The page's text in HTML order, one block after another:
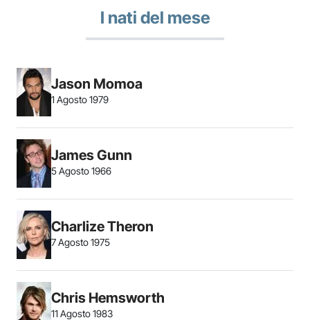
I nati del mese
Jason Momoa
1 Agosto 1979
James Gunn
5 Agosto 1966
Charlize Theron
7 Agosto 1975
Chris Hemsworth
11 Agosto 1983